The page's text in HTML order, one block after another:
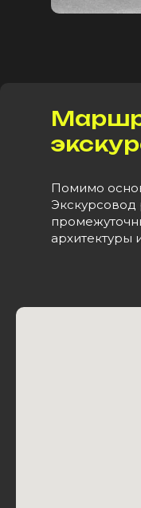
Помимо
Экскурсовод
архитектуры